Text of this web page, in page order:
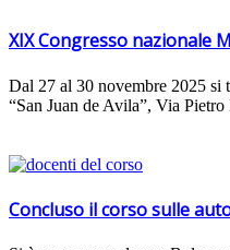
XIX Congresso nazionale
Dal 27 al 30 novembre 2025 si
“San Juan de Avila”, Via
Concluso il corso sulle